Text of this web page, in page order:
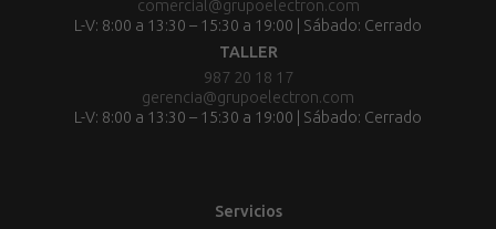
comercial@grupoelectron.com
L-V: 8:00 a 13:30 – 15:30 a 19:00 | Sábado: Cerrado
TALLER
987 20 18 17
gerencia@grupoelectron.com
L-V: 8:00 a 13:30 – 15:30 a 19:00 | Sábado: Cerrado
Servicios